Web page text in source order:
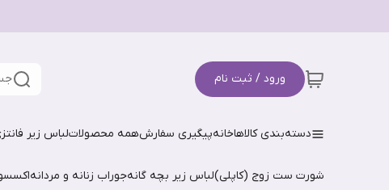
ورود / ثبت نام
دسته‌بندی کالاهاخانهپیگیری سفارشهمه محصولاتلباس زیر
شورت ست زوج (کاپلی)لباس زیر بچه گانهجوراب زنانه و مردانه